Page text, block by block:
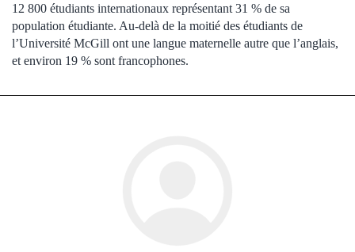
12 800 étudiants internationaux représentant 31 % de sa
population étudiante. Au-delà de la moitié des étudiants de
l’Université McGill ont une langue maternelle autre que l’anglais,
et environ 19 % sont francophones.